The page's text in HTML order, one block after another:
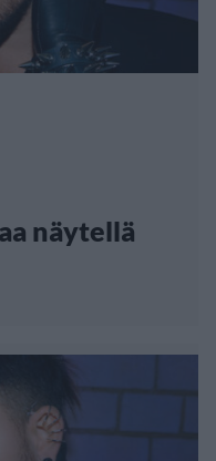
näytellä